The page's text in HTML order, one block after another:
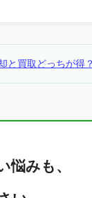
と買取どっちが得
悩みも、